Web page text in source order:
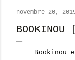
novembre 20,